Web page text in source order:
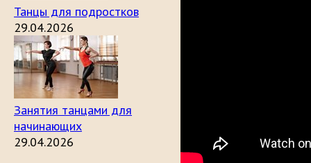
Танцы для подростков
29.04.2026
Занятия танцами для
начинающих
29.04.2026